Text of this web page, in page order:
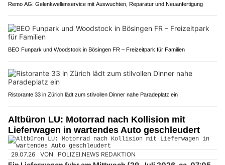
Remo AG: Gelenkwellenservice mit Auswuchten, Reparatur und Neuanfertigung
BEO Funpark und Woodstock in Bösingen FR – Freizeitpark für Familien
Ristorante 33 in Zürich lädt zum stilvollen Dinner nahe Paradeplatz ein
Altbüron LU: Motorrad nach Kollision mit
Lieferwagen in wartendes Auto geschleudert
29.07.26 VON POLIZEI.NEWS REDAKTION